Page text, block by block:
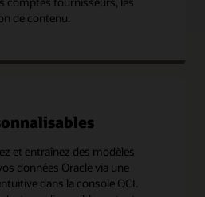
de contenu.
et entraînez des modèles
données Oracle via une
dans la console OCI.